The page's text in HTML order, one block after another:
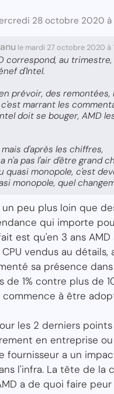
28 octobre 2020 à
le mardi 27 octobre 2020 à
correspond, au trimestre,
d'Intel.
prévoir, des remontées,
c'est marrant les
doit se bouger, AMD
mais d'après les chiffres,
n'a pas l'air d'être grand
quasi monopole, c'est
monopole, quel
peu plus loin que
qui importe
est qu'en 3 ans
vendus au détails,
sa présence
de 1% contre plus de
commence à être
les 2 derniers
en entreprise
fournisseur a un
l'infra. La tête de la
a de quoi faire peur